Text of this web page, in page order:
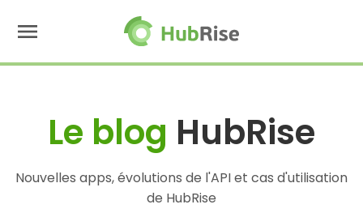
menu
Le blog HubRise
Nouvelles apps, évolutions de l'API et cas d'utilisation
de HubRise